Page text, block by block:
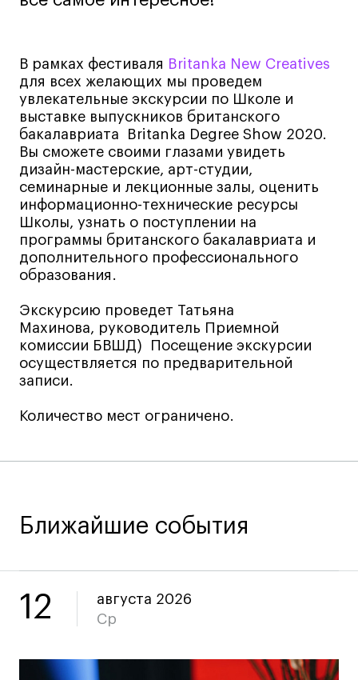
Навыки предпринимателя и управленца
Онлайн
Маркетинг и генерация лидов
Искусство
Фотография
Очно + онлайн
Все программы
Техникум
Графический дизайнер
Цифровой маркетолог
Технолог-конструктор одежды
Все программы
Среднесрочные
Новости
В рамках фестиваля Britanka New Creatives
для всех желающих мы проведем
увлекательные экскурсии по Школе и
выставке выпускников британского
бакалавриата Britanka Degree Show 2020.
Вы сможете своими глазами увидеть
дизайн-мастерские, арт-студии,
семинарные и лекционные залы, оценить
информационно-технические ресурсы
Школы, узнать о поступлении на
программы британского бакалавриата и
дополнительного профессионального
образования.
Экскурсию проведет Татьяна
Махинова, руководитель Приемной
комиссии БВШД) Посещение экскурсии
осуществляется по предварительной
записи.
Количество мест ограничено.
Ближайшие события
12
августа 2026
Ср